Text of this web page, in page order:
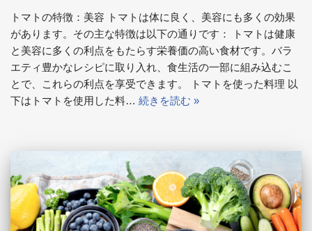
トマトの特徴：美容 トマトは体に良く、美容にも多くの効果
があります。その主な特徴は以下の通りです： トマトは健康
と美容に多くの利点をもたらす栄養価の高い食材です。バラ
エティ豊かなレシピに取り入れ、食生活の一部に組み込むこ
とで、これらの利点を享受できます。 トマトを使った料理 以
下はトマトを使用した料… 続きを読む »